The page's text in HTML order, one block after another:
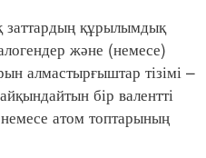
құрылымдық
және (немесе)
алмастырғыштар тізімі –
бір валентті
атом топтарының